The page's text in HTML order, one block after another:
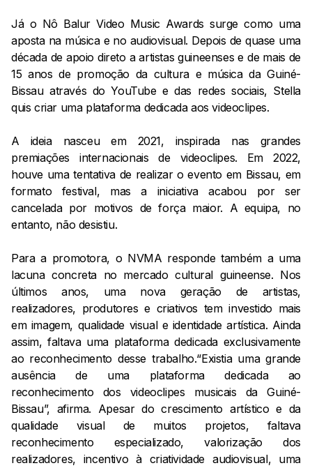
Já o Nô Balur Video Music Awards surge como uma
aposta na música e no audiovisual. Depois de quase uma
década de apoio direto a artistas guineenses e de mais de
15 anos de promoção da cultura e música da Guiné-
Bissau através do YouTube e das redes sociais, Stella
quis criar uma plataforma dedicada aos videoclipes.
A ideia nasceu em 2021, inspirada nas grandes
premiações internacionais de videoclipes. Em 2022,
houve uma tentativa de realizar o evento em Bissau, em
formato festival, mas a iniciativa acabou por ser
cancelada por motivos de força maior. A equipa, no
entanto, não desistiu.
Para a promotora, o NVMA responde também a uma
lacuna concreta no mercado cultural guineense. Nos
últimos anos, uma nova geração de artistas,
realizadores, produtores e criativos tem investido mais
em imagem, qualidade visual e identidade artística. Ainda
assim, faltava uma plataforma dedicada exclusivamente
ao reconhecimento desse trabalho.“Existia uma grande
ausência de uma plataforma dedicada ao
reconhecimento dos videoclipes musicais da Guiné-
Bissau”, afirma. Apesar do crescimento artístico e da
qualidade visual de muitos projetos, faltava
reconhecimento especializado, valorização dos
realizadores, incentivo à criatividade audiovisual, uma